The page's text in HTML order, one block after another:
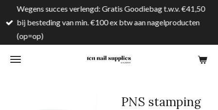
direct
naar
hoofdinhoud
Wegens succes verlengd: Gratis Goodiebag t.w.v. €41,50
bij besteding van min. €100 ex btw aan nagelproducten
(op=op)
PNS stamping